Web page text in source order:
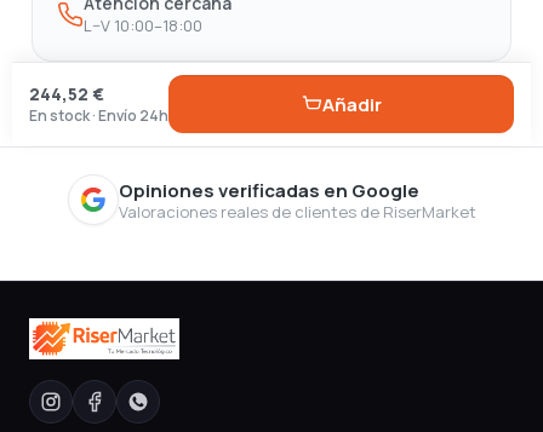
L–V 10:00–18:00
244,52 €
En stock · Envío 24h Añadir
Opiniones verificadas en Google
Valoraciones reales de clientes de RiserMarket